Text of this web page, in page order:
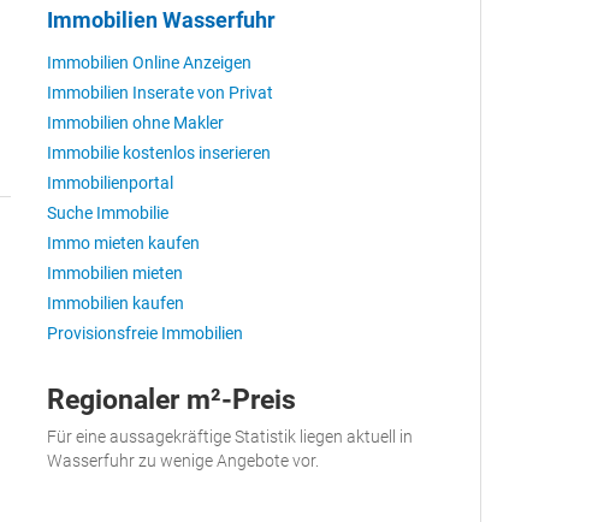
Immobilien Wasserfuhr
Immobilien Online Anzeigen
Immobilien Inserate von Privat
Immobilien ohne Makler
Immobilie kostenlos inserieren
Immobilienportal
Suche Immobilie
Immo mieten kaufen
Immobilien mieten
Immobilien kaufen
Provisionsfreie Immobilien
Regionaler m²-Preis
Für eine aussagekräftige Statistik liegen aktuell in
Wasserfuhr zu wenige Angebote vor.